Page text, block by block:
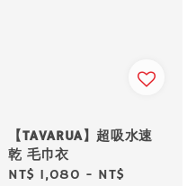
【TAVARUA】超吸水速
乾 毛巾衣
Regular
NT$ 1,080 - NT$